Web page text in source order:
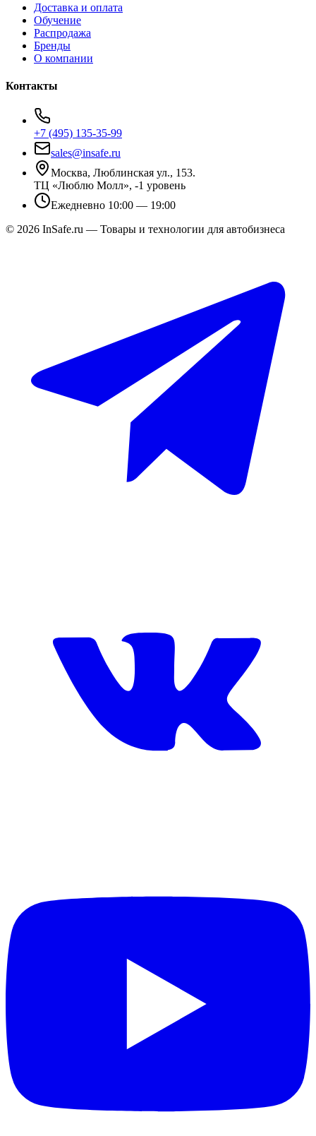
Доставка и оплата
Обучение
Распродажа
Бренды
О компании
Контакты
+7 (495) 135-35-99
sales@insafe.ru
Москва, Люблинская ул., 153.
ТЦ «Люблю Молл», -1 уровень
Ежедневно 10:00 — 19:00
© 2026 InSafe.ru — Товары и технологии для автобизнеса